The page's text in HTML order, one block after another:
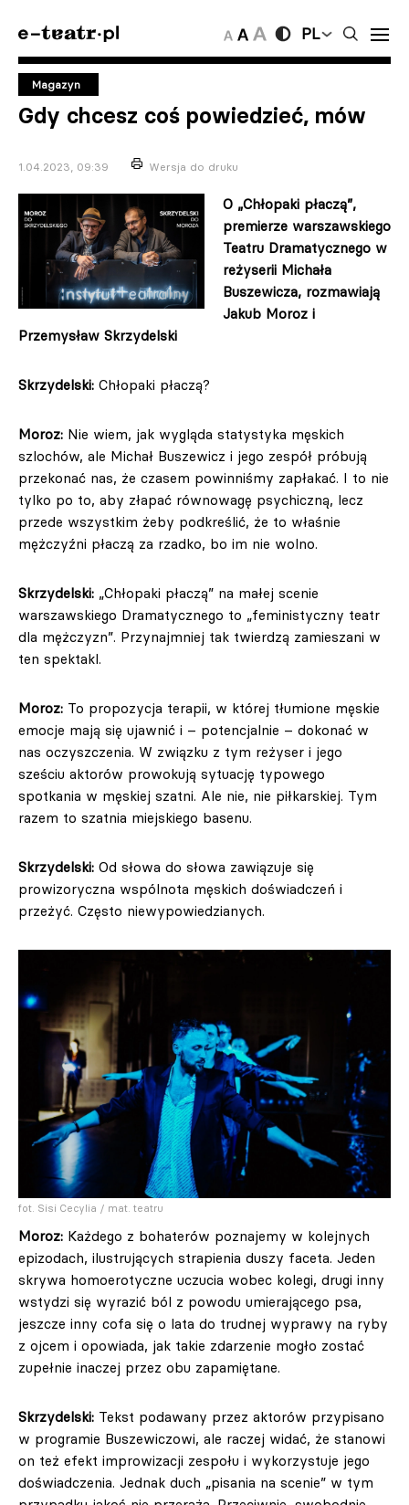
PL
Magazyn
Gdy chcesz coś powiedzieć, mów
1.04.2023, 09:39 Wersja do druku
O „Chłopaki płaczą”,
premierze warszawskiego
Teatru Dramatycznego w
reżyserii Michała
Buszewicza, rozmawiają
Jakub Moroz i
Przemysław Skrzydelski
Skrzydelski: Chłopaki płaczą?
Moroz: Nie wiem, jak wygląda statystyka męskich
szlochów, ale Michał Buszewicz i jego zespół próbują
przekonać nas, że czasem powinniśmy zapłakać. I to nie
tylko po to, aby złapać równowagę psychiczną, lecz
przede wszystkim żeby podkreślić, że to właśnie
mężczyźni płaczą za rzadko, bo im nie wolno.
Skrzydelski: „Chłopaki płaczą” na małej scenie
warszawskiego Dramatycznego to „feministyczny teatr
dla mężczyzn”. Przynajmniej tak twierdzą zamieszani w
ten spektakl.
Moroz: To propozycja terapii, w której tłumione męskie
emocje mają się ujawnić i – potencjalnie – dokonać w
nas oczyszczenia. W związku z tym reżyser i jego
sześciu aktorów prowokują sytuację typowego
spotkania w męskiej szatni. Ale nie, nie piłkarskiej. Tym
razem to szatnia miejskiego basenu.
Skrzydelski: Od słowa do słowa zawiązuje się
prowizoryczna wspólnota męskich doświadczeń i
przeżyć. Często niewypowiedzianych.
fot. Sisi Cecylia / mat. teatru
Moroz: Każdego z bohaterów poznajemy w kolejnych
epizodach, ilustrujących strapienia duszy faceta. Jeden
skrywa homoerotyczne uczucia wobec kolegi, drugi inny
wstydzi się wyrazić ból z powodu umierającego psa,
jeszcze inny cofa się o lata do trudnej wyprawy na ryby
z ojcem i opowiada, jak takie zdarzenie mogło zostać
zupełnie inaczej przez obu zapamiętane.
Skrzydelski: Tekst podawany przez aktorów przypisano
w programie Buszewiczowi, ale raczej widać, że stanowi
on też efekt improwizacji zespołu i wykorzystuje jego
doświadczenia. Jednak duch „pisania na scenie” w tym